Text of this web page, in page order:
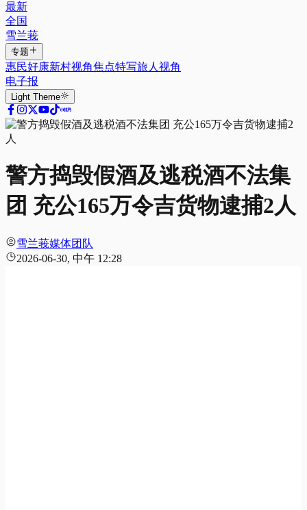
最新
全国
雪兰莪
专题
惠民好康新村视角焦点特写旅人视角
电子报
Light Theme
警方捣毁假酒及逃税酒不法集
团 充公165万令吉货物逮捕2人
雪兰莪媒体团队
2026-06-30, 中午 12:28